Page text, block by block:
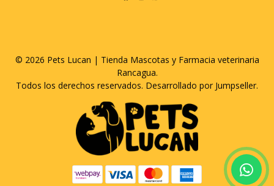
© 2026 Pets Lucan | Tienda Mascotas y Farmacia veterinaria
Rancagua.
Todos los derechos reservados. Desarrollado por Jumpseller.